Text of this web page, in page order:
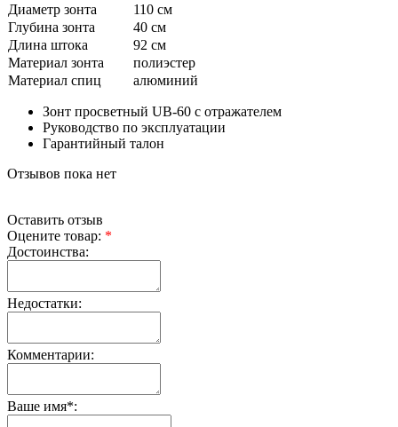
Диаметр зонта
110 см
Глубина зонта
40 см
Длина штока
92 см
Материал зонта
полиэстер
Материал спиц
алюминий
Зонт просветный UB-60 с отражателем
Руководство по эксплуатации
Гарантийный талон
Отзывов пока нет
Оставить отзыв
Оцените товар: *
Достоинства:
Недостатки:
Комментарии:
Ваше имя*: